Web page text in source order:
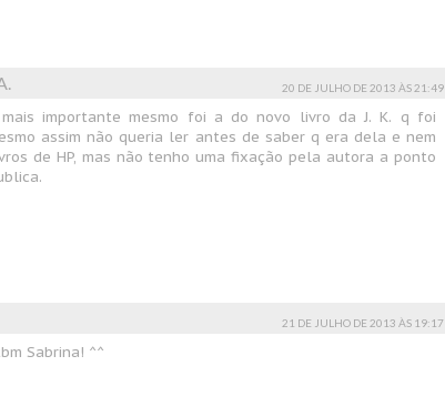
20 DE JULHO DE 2013 ÀS 21:49
importante mesmo foi a do novo livro da J. K. q foi
assim não queria ler antes de saber q era dela e nem
de HP, mas não tenho uma fixação pela autora a ponto
21 DE JULHO DE 2013 ÀS 19:17
Sabrina! ^^